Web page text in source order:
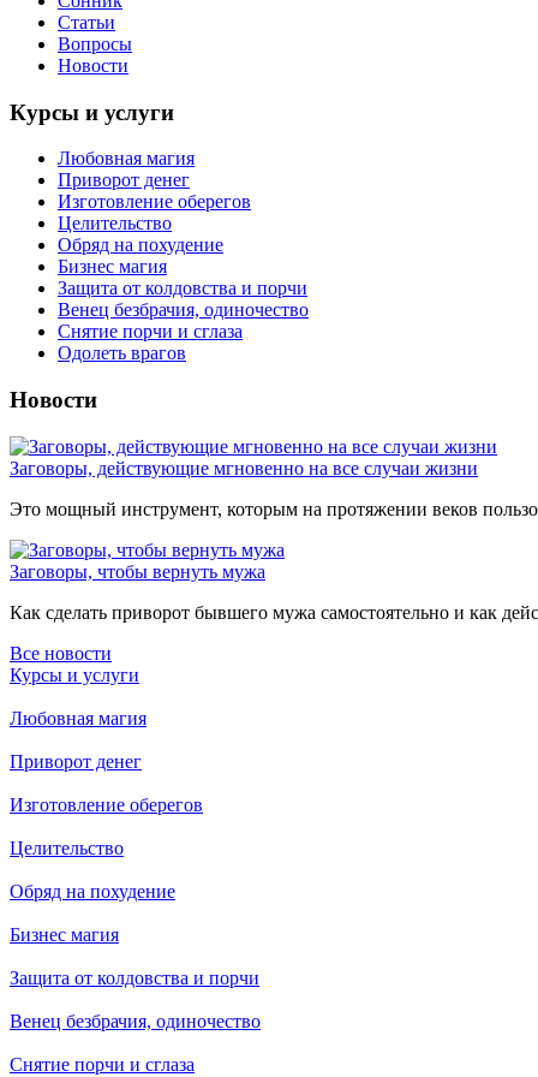
Статьи
Вопросы
Новости
Курсы и услуги
Любовная магия
Приворот денег
Изготовление оберегов
Целительство
Обряд на похудение
Бизнес магия
Защита от колдовства и порчи
Венец безбрачия, одиночество
Снятие порчи и сглаза
Одолеть врагов
Новости
Заговоры, действующие мгновенно на все случаи жизни
Это мощный инструмент, которым на протяжении веков
Заговоры, чтобы вернуть мужа
Как сделать приворот бывшего мужа самостоятельно и как
Все новости
Курсы и услуги
Любовная магия
Приворот денег
Изготовление оберегов
Целительство
Обряд на похудение
Бизнес магия
Защита от колдовства и порчи
Венец безбрачия, одиночество
Снятие порчи и сглаза